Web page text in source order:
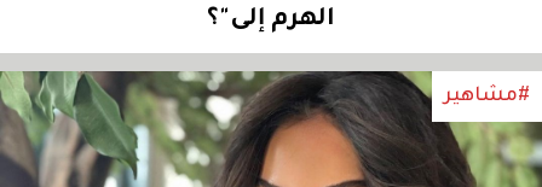
الهرم إلى"؟
#مشاهير